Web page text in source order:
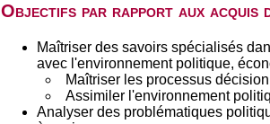
Objectifs par rapport aux acquis
Maîtriser des savoirs spécialisés
avec l'environnement politique,
Maîtriser les processus
Assimiler l'environnement
Analyser des problématiques